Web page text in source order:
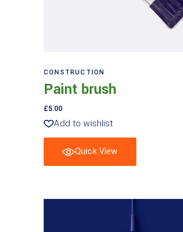
Aggiungi al carrello
CONSTRUCTION
Paint brush
£5.00
Add to wishlist
Quick View